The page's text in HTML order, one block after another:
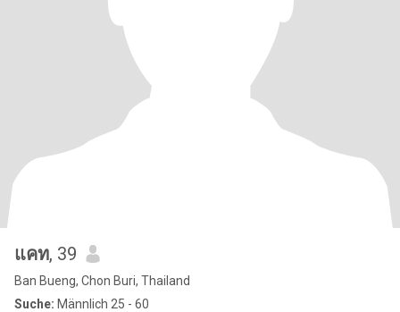
แคท, 39
Ban Bueng, Chon Buri, Thailand
Suche: Männlich 25 - 60